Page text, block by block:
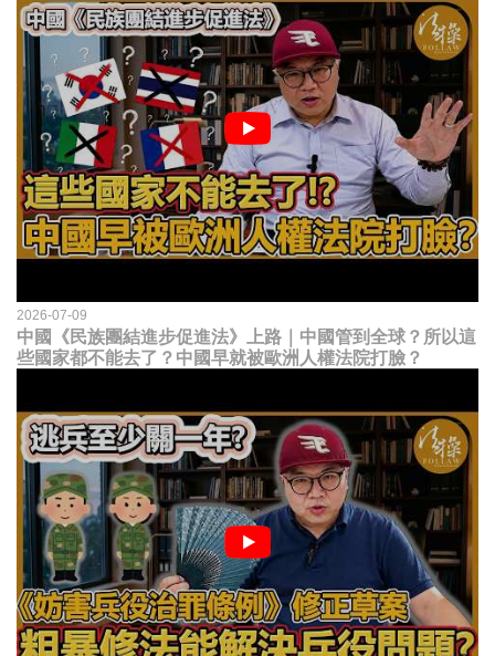
2026-07-09
中國《民族團結進步促進法》上路｜中國管到全球？所以這
些國家都不能去了？中國早就被歐洲人權法院打臉？